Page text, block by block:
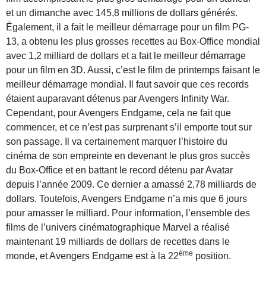
et un dimanche avec 145,8 millions de dollars générés.
Également, il a fait le meilleur démarrage pour un film PG-
13, a obtenu les plus grosses recettes au Box-Office mondial
avec 1,2 milliard de dollars et a fait le meilleur démarrage
pour un film en 3D. Aussi, c’est le film de printemps faisant le
meilleur démarrage mondial. Il faut savoir que ces records
étaient auparavant détenus par Avengers Infinity War.
Cependant, pour Avengers Endgame, cela ne fait que
commencer, et ce n’est pas surprenant s’il emporte tout sur
son passage. Il va certainement marquer l’histoire du
cinéma de son empreinte en devenant le plus gros succès
du Box-Office et en battant le record détenu par Avatar
depuis l’année 2009. Ce dernier a amassé 2,78 milliards de
dollars. Toutefois, Avengers Endgame n’a mis que 6 jours
pour amasser le milliard. Pour information, l’ensemble des
films de l’univers cinématographique Marvel a réalisé
maintenant 19 milliards de dollars de recettes dans le
monde, et Avengers Endgame est à la 22ème position.